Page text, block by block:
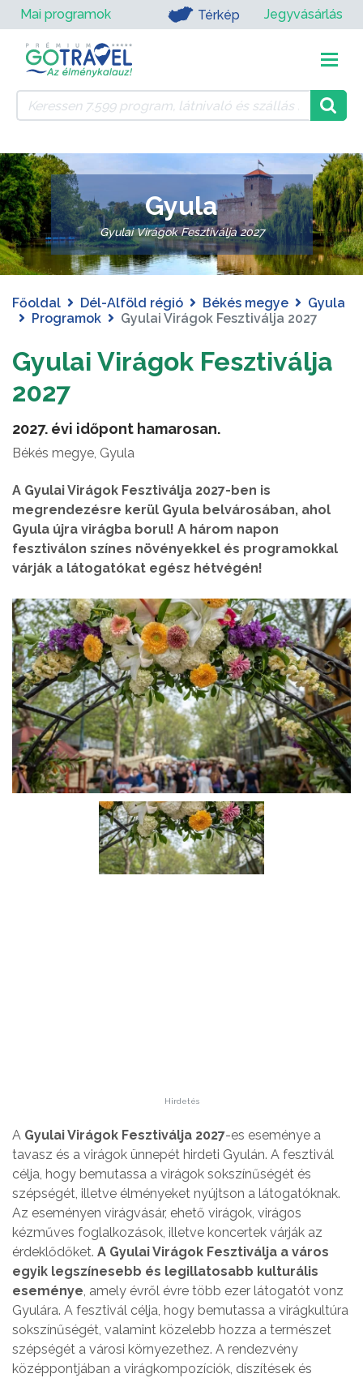
Mai programok Térkép Jegyvásárlás
Gyula
Gyulai Virágok Fesztiválja 2027
Főoldal Dél-Alföld régió Békés megye
Gyula
Programok
Gyulai Virágok Fesztiválja 2027
Gyulai Virágok Fesztiválja
2027
2027. évi időpont hamarosan.
Békés megye, Gyula
A Gyulai Virágok Fesztiválja 2027-ben is
megrendezésre kerül Gyula belvárosában, ahol
Gyula újra virágba borul! A három napon
fesztiválon színes növényekkel és programokkal
várják a látogatókat egész hétvégén!
Hirdetés
A Gyulai Virágok Fesztiválja 2027-es eseménye a
tavasz és a virágok ünnepét hirdeti Gyulán. A fesztivál
célja, hogy bemutassa a virágok sokszínűségét és
szépségét, illetve élményeket nyújtson a látogatóknak.
Az eseményen virágvásár, ehető virágok, virágos
kézműves foglalkozások, illetve koncertek várják az
érdeklődőket. A Gyulai Virágok Fesztiválja a város
egyik legszínesebb és legillatosabb kulturális
eseménye, amely évről évre több ezer látogatót vonz
Gyulára. A fesztivál célja, hogy bemutassa a virágkultúra
sokszínűségét, valamint közelebb hozza a természet
szépségét a városi környezethez. A rendezvény
középpontjában a virágkompozíciók, díszítések és